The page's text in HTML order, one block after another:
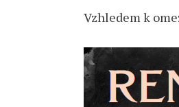
Vzhledem k